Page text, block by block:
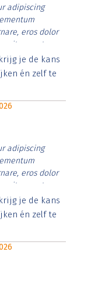
adipiscing
eros dolor
vitae erat.
lorem
posuere.
je de kans
én zelf te
adipiscing
eros dolor
vitae erat.
lorem
posuere.
je de kans
én zelf te